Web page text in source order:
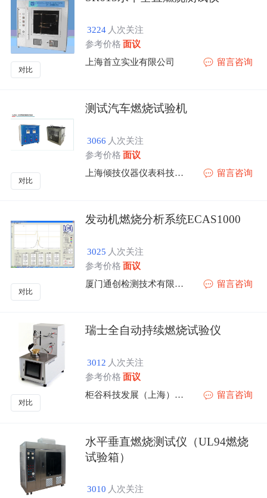
对比
3224 人次关注
参考价格 面议
上海首立实业有限公司
留言咨询
对比
测试汽车燃烧试验机
3066 人次关注
参考价格 面议
上海倾技仪器仪表科技有限公司
留言咨询
对比
发动机燃烧分析系统ECAS1000
3025 人次关注
参考价格 面议
厦门通创检测技术有限公司
留言咨询
对比
瑞士全自动持续燃烧试验仪
3012 人次关注
参考价格 面议
柜谷科技发展（上海）有限公司
留言咨询
水平垂直燃烧测试仪（UL94燃烧
试验箱）
3010 人次关注